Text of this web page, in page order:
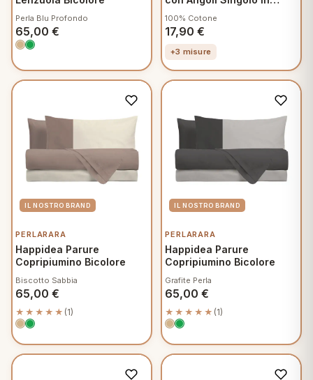
Perla Blu Profondo
65,00 €
90x200 cm Bianco
100% Cotone
17,90 €
+3 misure
PERLARARA
Happidea Parure
Copripiumino Bicolore
Biscotto Sabbia
65,00 €
★★★★★ (1)
PERLARARA
Happidea Parure
Copripiumino Bicolore
Grafite Perla
65,00 €
★★★★★ (1)